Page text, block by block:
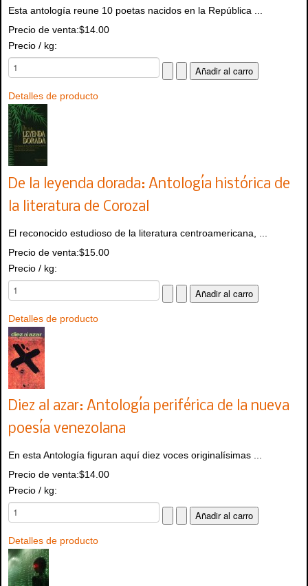
Esta antología reune 10 poetas nacidos en la República ...
Precio de venta:$14.00
Precio / kg:
Detalles de producto
De la leyenda dorada: Antología histórica de
la literatura de Corozal
El reconocido estudioso de la literatura centroamericana, ...
Precio de venta:$15.00
Precio / kg:
Detalles de producto
Diez al azar: Antología periférica de la nueva
poesía venezolana
En esta Antología figuran aquí diez voces originalísimas ...
Precio de venta:$14.00
Precio / kg:
Detalles de producto